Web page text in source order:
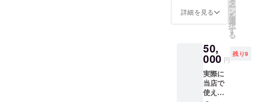
3月1
日〜8月
31日ま
け渡し
方法：2
月中に
郵送に
てお渡
しいた
詳細を見る ー
ン
を
選
択
す
る
50,
000 円
残り9
実際に
当店で
使える